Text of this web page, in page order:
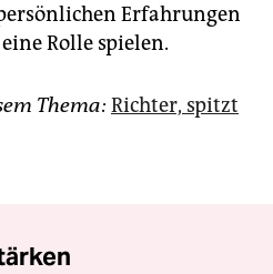
Erfahrungen
Rolle spielen.
Thema: Richter, spitzt